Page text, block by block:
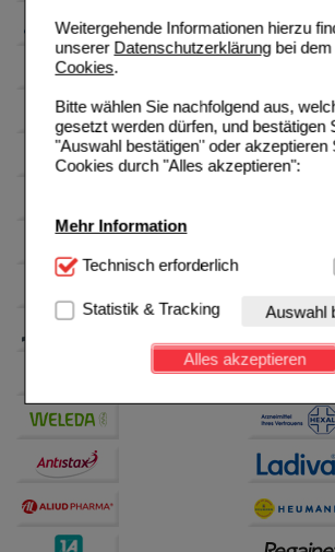
Weitergehende Informationen hierzu
unserer Datenschutzerklärungbei dem
Cookies.
Bitte wählen Sie nachfolgend aus,
gesetzt werden dürfen, und bestätigen
"Auswahl bestätigen" oder akzeptieren
Cookies durch "Alles akzeptieren":
Mehr Information
Technisch Notwendig:Hierbei
Website notwendig sind (z.B.
Kundenkonto), weshalb auf diese nicht
werden kann.
Einkaufserlebnis noch ansprechender
beispielsweise für die Wiedererkennung
Verhaltensweisen (z.B.
anzupassen. Komfort-Cookies
auch auf Ihre Bedürfnisse
anzuzeigen und unser
betreiben.
Technisch erforderlich
Statistik & Tracking Auswahl
Alles akzeptieren